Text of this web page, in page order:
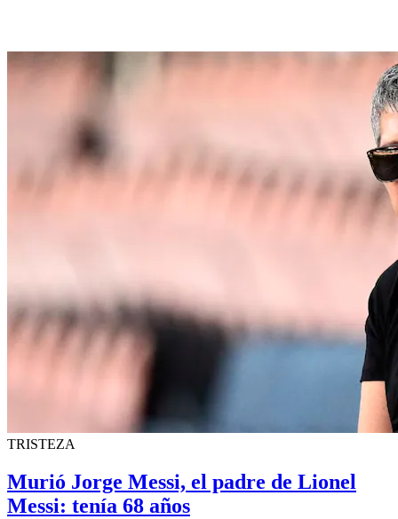
TRISTEZA
Murió Jorge Messi, el padre de Lionel
Messi: tenía 68 años